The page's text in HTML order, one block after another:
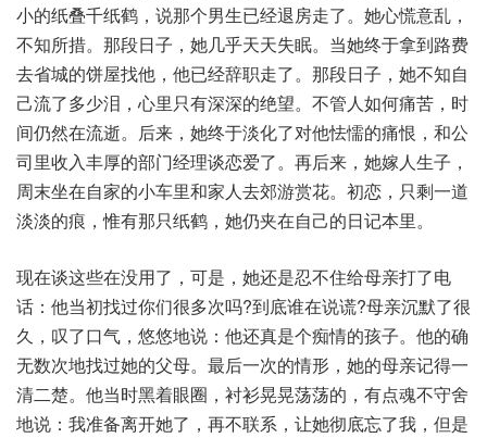
小的纸叠千纸鹤，说那个男生已经退房走了。她心慌意乱，
不知所措。那段日子，她几乎天天失眠。当她终于拿到路费
去省城的饼屋找他，他已经辞职走了。那段日子，她不知自
己流了多少泪，心里只有深深的绝望。不管人如何痛苦，时
间仍然在流逝。后来，她终于淡化了对他怯懦的痛恨，和公
司里收入丰厚的部门经理谈恋爱了。再后来，她嫁人生子，
周末坐在自家的小车里和家人去郊游赏花。初恋，只剩一道
淡淡的痕，惟有那只纸鹤，她仍夹在自己的日记本里。
现在谈这些在没用了，可是，她还是忍不住给母亲打了电
话：他当初找过你们很多次吗?到底谁在说谎?母亲沉默了很
久，叹了口气，悠悠地说：他还真是个痴情的孩子。他的确
无数次地找过她的父母。最后一次的情形，她的母亲记得一
清二楚。他当时黑着眼圈，衬衫晃晃荡荡的，有点魂不守舍
地说：我准备离开她了，再不联系，让她彻底忘了我，但是